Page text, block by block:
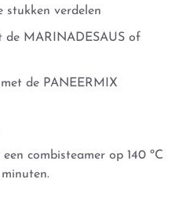
stukken verdelen
de MARINADESAUS of
de PANEERMIX
combisteamer op 140 ºC